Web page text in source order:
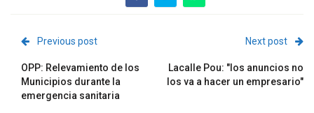
Previous post
OPP: Relevamiento de los
Municipios durante la
emergencia sanitaria
Next post
Lacalle Pou: "los anuncios no
los va a hacer un empresario"